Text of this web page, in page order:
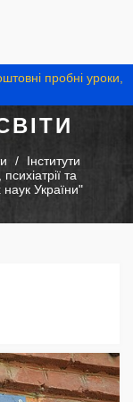
пробні уроки,
Інститути
та
наук України"